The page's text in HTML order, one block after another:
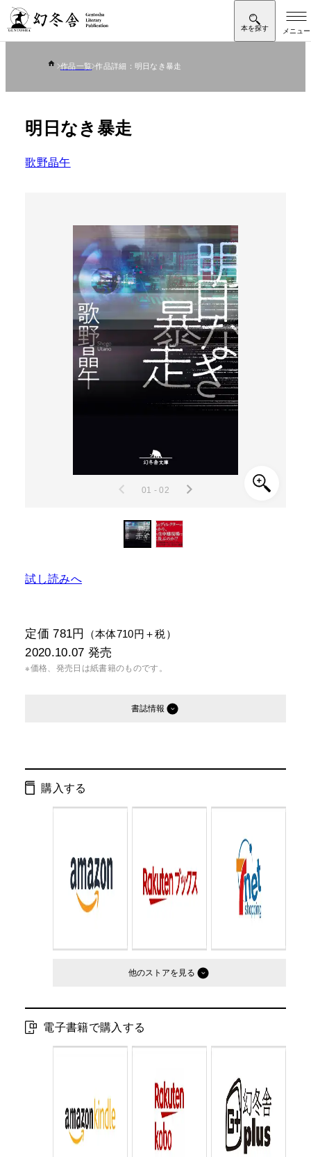
作品一覧 作品詳細：明日なき暴走
明日なき暴走
歌野晶午
01 - 02
試し読みへ
定価 781円 （本体710円＋税）
2020.10.07 発売
※価格、発売日は紙書籍のものです。
書誌情報
ISBN：
購入する
他のストア
電子書籍で購入する